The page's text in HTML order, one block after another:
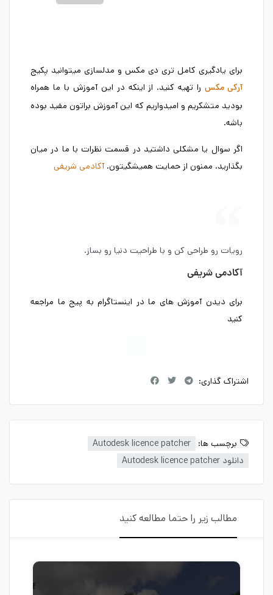
برای یادگیری کامل تری دی مکس و مدلسازی میتوانید پکیج
آرکی مکسرا تهیه کنید. از اینکه در این آموزش با ما همراه
بودید متشکریم و امیدواریم که این آموزش براتون مفید بوده
باشه.
اگر سوال یا مشکلی داشتید در قسمت نظرات با ما در میان
بگذارید. ممنون از حمایت همیشگیتون.آکادمی شریفی
رویات رو طراحی کن و با طراحیت دنیا رو بساز.
آکادمی شریفی
برای دیدن آموزش های ما در اینستاگرام به پیج ما مراجعه
کنید
اشتراک گذاری:
برچسب ها:
Autodesk licence patcher
دانلود Autodesk licence patcher
مطالب زیر را حتما مطالعه کنید